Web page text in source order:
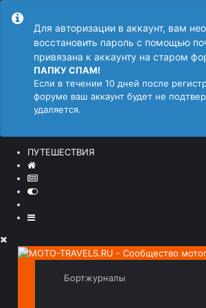
Для авторизации в аккаунт, вам
восстановить пароль с помощью
привязана к аккаунту на старом
ПАПКУ СПАМ!
Если в течении 10 дней после
форуме ваш аккаунт будет не
удаляется.
ПУТЕШЕСТВИЯ
Бортжурналы